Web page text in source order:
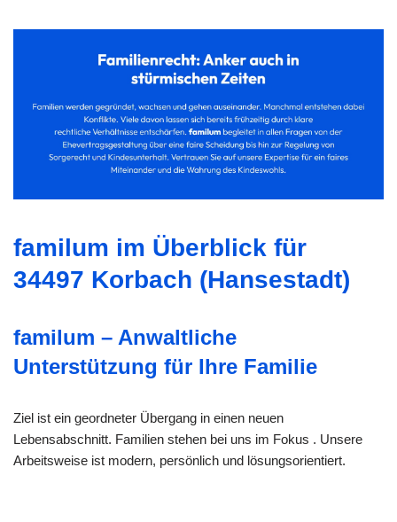
familum im Überblick für
34497 Korbach (Hansestadt)
familum – Anwaltliche
Unterstützung für Ihre Familie
Ziel ist ein geordneter Übergang in einen neuen
Lebensabschnitt. Familien stehen bei uns im Fokus . Unsere
Arbeitsweise ist modern, persönlich und lösungsorientiert.